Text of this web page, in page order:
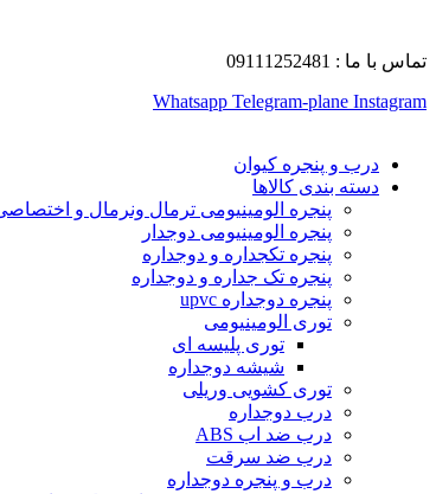
تماس با ما : 09111252481
Whatsapp Telegram-plane Instagram
درب و پنجره کیوان
دسته بندی کالاها
پنجره الومینیومی ترمال ونرمال و
پنجره الومینیومی دوجدار
پنجره تکجداره و دوجداره
پنجره تک جداره و دوجداره
پنجره دوجداره upvc
توری الومینیومی
توری پلیسه ای
شیشه دوجداره
توری کشویی وریلی
درب دوجداره
درب ضد اب ABS
درب ضد سرقت
درب و پنجره دوجداره